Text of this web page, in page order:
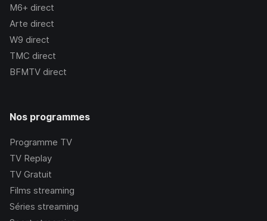
M6+ direct
Arte direct
W9 direct
TMC direct
BFMTV direct
Nos programmes
Programme TV
TV Replay
TV Gratuit
Films streaming
Séries streaming